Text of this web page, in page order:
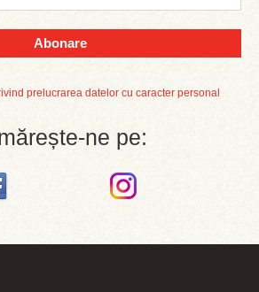
Abonare
prelucrarea datelor cu caracter personal
ne pe: